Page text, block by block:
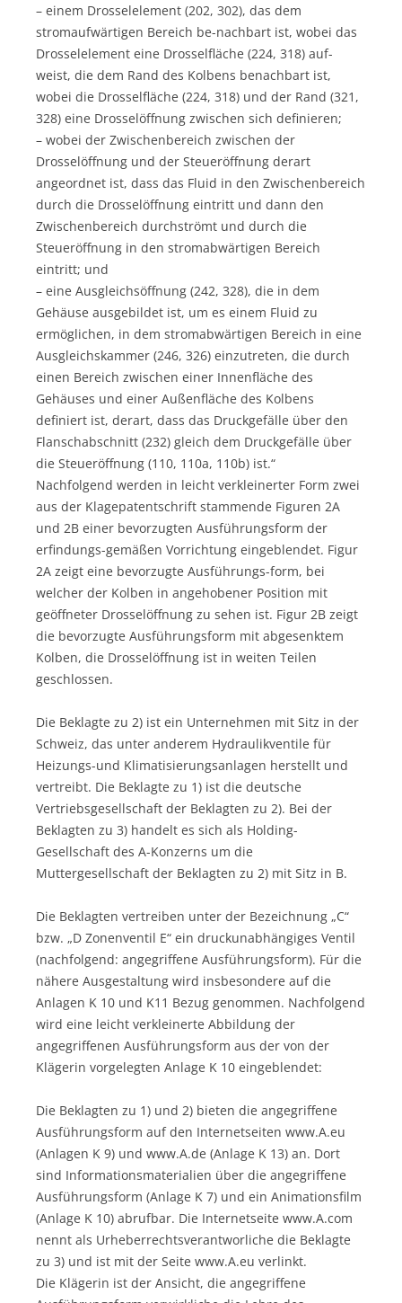
– einem Drosselelement (202, 302), das dem
stromaufwärtigen Bereich be-nachbart ist, wobei das
Drosselelement eine Drosselfläche (224, 318) auf-
weist, die dem Rand des Kolbens benachbart ist,
wobei die Drosselfläche (224, 318) und der Rand (321,
328) eine Drosselöffnung zwischen sich definieren;
– wobei der Zwischenbereich zwischen der
Drosselöffnung und der Steueröffnung derart
angeordnet ist, dass das Fluid in den Zwischenbereich
durch die Drosselöffnung eintritt und dann den
Zwischenbereich durchströmt und durch die
Steueröffnung in den stromabwärtigen Bereich
eintritt; und
– eine Ausgleichsöffnung (242, 328), die in dem
Gehäuse ausgebildet ist, um es einem Fluid zu
ermöglichen, in dem stromabwärtigen Bereich in eine
Ausgleichskammer (246, 326) einzutreten, die durch
einen Bereich zwischen einer Innenfläche des
Gehäuses und einer Außenfläche des Kolbens
definiert ist, derart, dass das Druckgefälle über den
Flanschabschnitt (232) gleich dem Druckgefälle über
die Steueröffnung (110, 110a, 110b) ist.“
Nachfolgend werden in leicht verkleinerter Form zwei
aus der Klagepatentschrift stammende Figuren 2A
und 2B einer bevorzugten Ausführungsform der
erfindungs-gemäßen Vorrichtung eingeblendet. Figur
2A zeigt eine bevorzugte Ausführungs-form, bei
welcher der Kolben in angehobener Position mit
geöffneter Drosselöffnung zu sehen ist. Figur 2B zeigt
die bevorzugte Ausführungsform mit abgesenktem
Kolben, die Drosselöffnung ist in weiten Teilen
geschlossen.
Die Beklagte zu 2) ist ein Unternehmen mit Sitz in der
Schweiz, das unter anderem Hydraulikventile für
Heizungs-und Klimatisierungsanlagen herstellt und
vertreibt. Die Beklagte zu 1) ist die deutsche
Vertriebsgesellschaft der Beklagten zu 2). Bei der
Beklagten zu 3) handelt es sich als Holding-
Gesellschaft des A-Konzerns um die
Muttergesellschaft der Beklagten zu 2) mit Sitz in B.
Die Beklagten vertreiben unter der Bezeichnung „C“
bzw. „D Zonenventil E“ ein druckunabhängiges Ventil
(nachfolgend: angegriffene Ausführungsform). Für die
nähere Ausgestaltung wird insbesondere auf die
Anlagen K 10 und K11 Bezug genommen. Nachfolgend
wird eine leicht verkleinerte Abbildung der
angegriffenen Ausführungsform aus der von der
Klägerin vorgelegten Anlage K 10 eingeblendet:
Die Beklagten zu 1) und 2) bieten die angegriffene
Ausführungsform auf den Internetseiten www.A.eu
(Anlagen K 9) und www.A.de (Anlage K 13) an. Dort
sind Informationsmaterialien über die angegriffene
Ausführungsform (Anlage K 7) und ein Animationsfilm
(Anlage K 10) abrufbar. Die Internetseite www.A.com
nennt als Urheberrechtsverantworliche die Beklagte
zu 3) und ist mit der Seite www.A.eu verlinkt.
Die Klägerin ist der Ansicht, die angegriffene